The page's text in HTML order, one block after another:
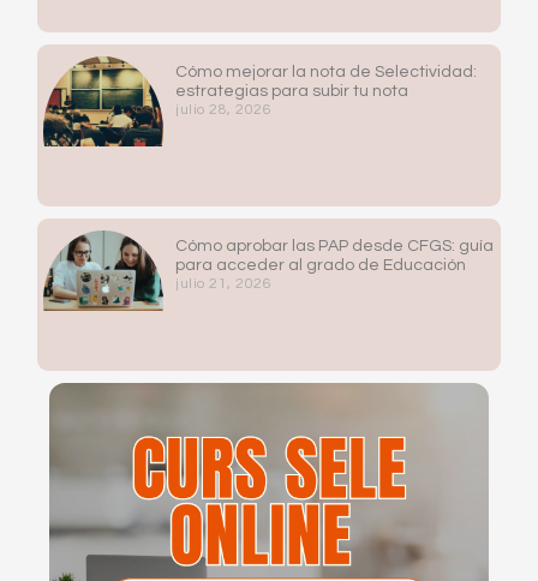
Cómo mejorar la nota de Selectividad:
estrategias para subir tu nota
julio 28, 2026
Cómo aprobar las PAP desde CFGS: guía
para acceder al grado de Educación
julio 21, 2026